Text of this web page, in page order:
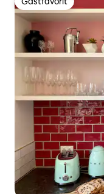
Gästfavorit